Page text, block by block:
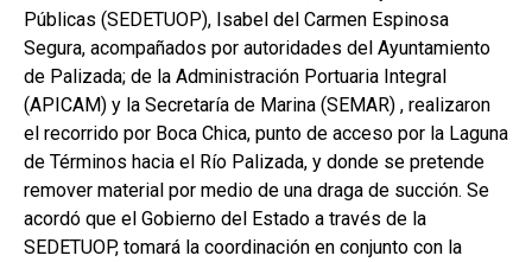
Públicas (SEDETUOP), Isabel del Carmen Espinosa
Segura, acompañados por autoridades del Ayuntamiento
de Palizada; de la Administración Portuaria Integral
(APICAM) y la Secretaría de Marina (SEMAR) , realizaron
el recorrido por Boca Chica, punto de acceso por la Laguna
de Términos hacia el Río Palizada, y donde se pretende
remover material por medio de una draga de succión. Se
acordó que el Gobierno del Estado a través de la
SEDETUOP, tomará la coordinación en conjunto con la